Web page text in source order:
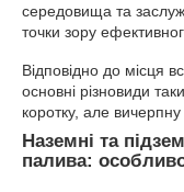
Наземні та
палива:
Відповідно до місця
основні різновиди
коротку, але вичерпну
середовища та
точки зору